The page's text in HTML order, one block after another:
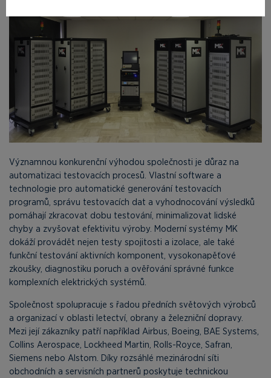
Významnou konkurenční výhodou společnosti je důraz na
automatizaci testovacích procesů. Vlastní software a
technologie pro automatické generování testovacích
programů, správu testovacích dat a vyhodnocování výsledků
pomáhají zkracovat dobu testování, minimalizovat lidské
chyby a zvyšovat efektivitu výroby. Moderní systémy MK
dokáží provádět nejen testy spojitosti a izolace, ale také
funkční testování aktivních komponent, vysokonapěťové
zkoušky, diagnostiku poruch a ověřování správné funkce
komplexních elektrických systémů.
Společnost spolupracuje s řadou předních světových výrobců
a organizací v oblasti letectví, obrany a železniční dopravy.
Mezi její zákazníky patří například Airbus, Boeing, BAE Systems,
Collins Aerospace, Lockheed Martin, Rolls-Royce, Safran,
Siemens nebo Alstom. Díky rozsáhlé mezinárodní síti
obchodních a servisních partnerů poskytuje technickou